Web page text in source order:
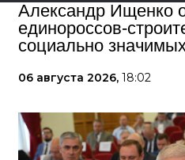
Александр Ищенко
единороссов-
социально
06 августа 2026, 18:02